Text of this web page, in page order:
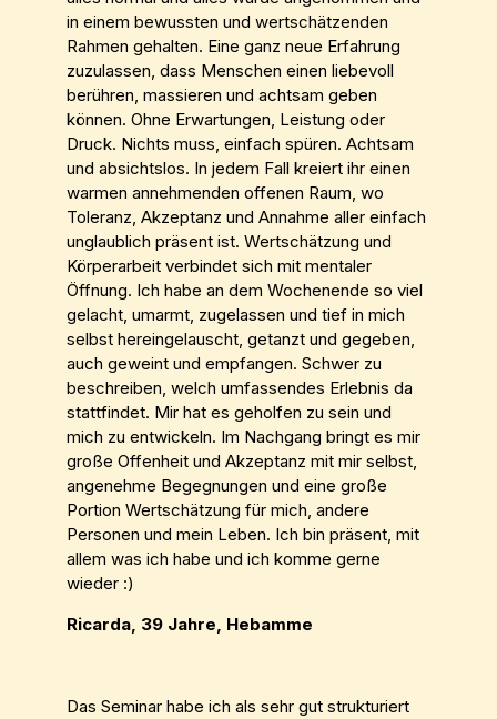
in einem bewussten und wertschätzenden
Rahmen gehalten. Eine ganz neue Erfahrung
zuzulassen, dass Menschen einen liebevoll
berühren, massieren und achtsam geben
können. Ohne Erwartungen, Leistung oder
Druck. Nichts muss, einfach spüren. Achtsam
und absichtslos. In jedem Fall kreiert ihr einen
warmen annehmenden offenen Raum, wo
Toleranz, Akzeptanz und Annahme aller einfach
unglaublich präsent ist. Wertschätzung und
Körperarbeit verbindet sich mit mentaler
Öffnung. Ich habe an dem Wochenende so viel
gelacht, umarmt, zugelassen und tief in mich
selbst hereingelauscht, getanzt und gegeben,
auch geweint und empfangen. Schwer zu
beschreiben, welch umfassendes Erlebnis da
stattfindet. Mir hat es geholfen zu sein und
mich zu entwickeln. Im Nachgang bringt es mir
große Offenheit und Akzeptanz mit mir selbst,
angenehme Begegnungen und eine große
Portion Wertschätzung für mich, andere
Personen und mein Leben. Ich bin präsent, mit
allem was ich habe und ich komme gerne
wieder :)
Ricarda, 39 Jahre, Hebamme
Das Seminar habe ich als sehr gut strukturiert